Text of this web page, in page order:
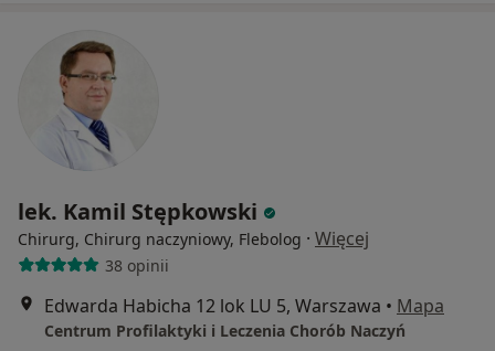
lek. Kamil Stępkowski
Chirurg, Chirurg naczyniowy, Flebolog · Więcej
38 opinii
Edwarda Habicha 12 lok LU 5, Warszawa • Mapa
Centrum Profilaktyki i Leczenia Chorób Naczyń